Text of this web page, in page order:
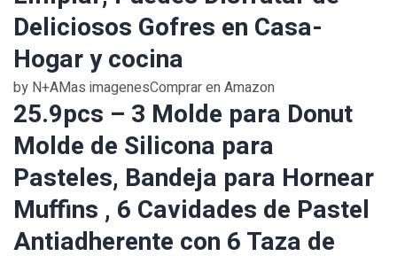
Deliciosos Gofres en Casa-
Hogar y cocina
by N+AMas imagenesComprar en Amazon
25.9pcs – 3 Molde para Donut
Molde de Silicona para
Pasteles, Bandeja para Hornear
Muffins , 6 Cavidades de Pastel
Antiadherente con 6 Taza de